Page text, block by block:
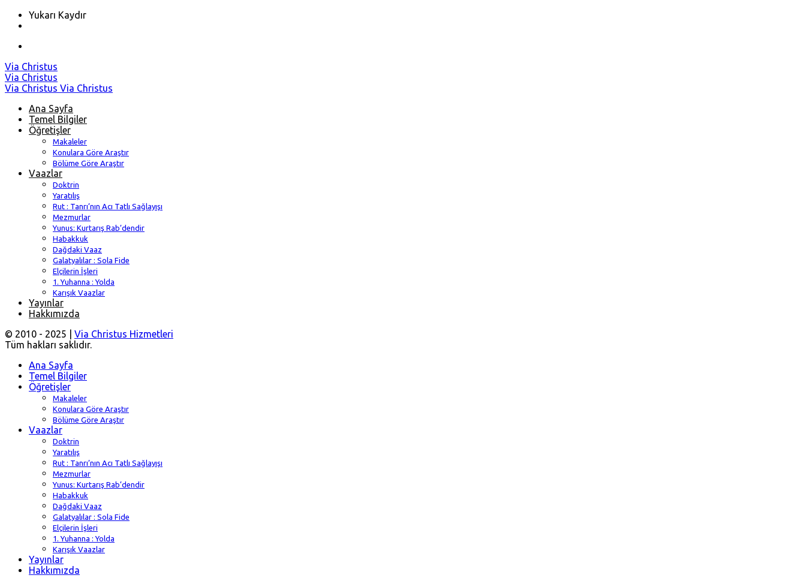
Yukarı Kaydır
Skip
to
content
Via Christus
Via Christus
Via Christus Via Christus
Ana Sayfa
Temel Bilgiler
Öğretişler
Makaleler
Konulara Göre Araştır
Bölüme Göre Araştır
Vaazlar
Doktrin
Yaratılış
Rut : Tanrı’nın Acı Tatlı Sağlayışı
Mezmurlar
Yunus: Kurtarış Rab’dendir
Habakkuk
Dağdaki Vaaz
Galatyalılar : Sola Fide
Elçilerin İşleri
1. Yuhanna : Yolda
Karışık Vaazlar
Yayınlar
Hakkımızda
© 2010 - 2025 | Via Christus Hizmetleri
Tüm hakları saklıdır.
Ana Sayfa
Temel Bilgiler
Öğretişler
Makaleler
Konulara Göre Araştır
Bölüme Göre Araştır
Vaazlar
Doktrin
Yaratılış
Rut : Tanrı’nın Acı Tatlı Sağlayışı
Mezmurlar
Yunus: Kurtarış Rab’dendir
Habakkuk
Dağdaki Vaaz
Galatyalılar : Sola Fide
Elçilerin İşleri
1. Yuhanna : Yolda
Karışık Vaazlar
Yayınlar
Hakkımızda